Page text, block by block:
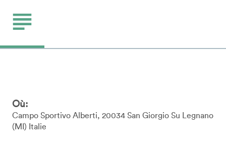
Où:
Campo Sportivo Alberti 20034 San Giorgio Su Legnano
MI Italie